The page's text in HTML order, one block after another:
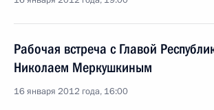
Рабочая встреча с Главой
Николаем Меркушкиным
16 января 2012 года, 16:00